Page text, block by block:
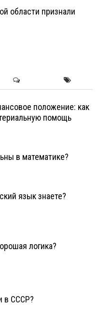
области признали
положение: как
помощь
в математике?
язык знаете?
логика?
в СССР?